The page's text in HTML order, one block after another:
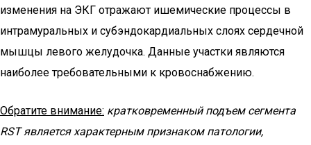
изменения на ЭКГ отражают ишемические процессы в
интрамуральных и субэндокардиальных слоях сердечной
мышцы левого желудочка. Данные участки являются
наиболее требовательными к кровоснабжению.
Обратите внимание: кратковременный подъем сегмента
RST является характерным признаком патологии,